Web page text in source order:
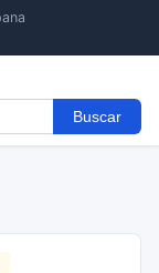
Buscar